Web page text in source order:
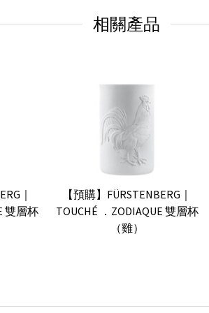
相關產品
｜
雙層杯
【預購】FÜRSTENBERG｜
TOUCHÉ ．ZODIAQUE 雙層杯
（雞）